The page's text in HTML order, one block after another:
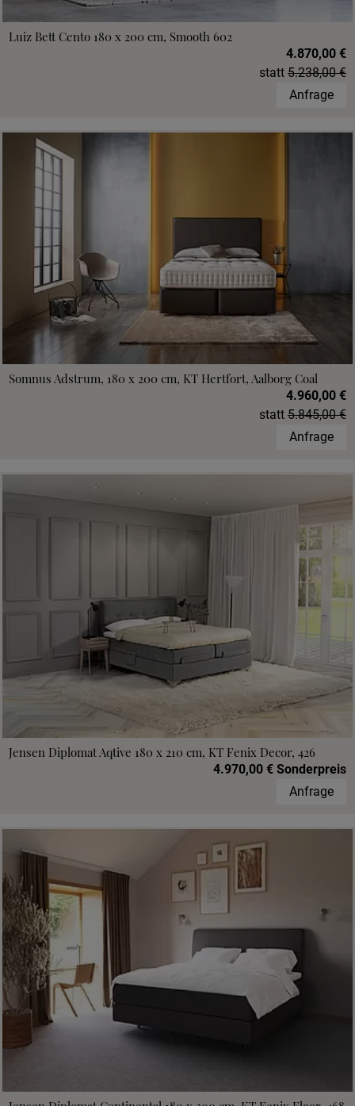
Luiz Bett Cento 180 x 200 cm, Smooth 602
4.870,00 €
statt 5.238,00 €
Anfrage
Somnus Adstrum, 180 x 200 cm, KT Hertfort, Aalborg Coal
4.960,00 €
statt 5.845,00 €
Anfrage
Jensen Diplomat Aqtive 180 x 210 cm, KT Fenix Decor, 426
4.970,00 € Sonderpreis
Anfrage